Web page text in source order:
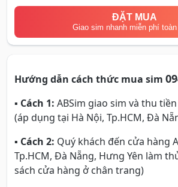
ĐẶT MUA
Giao sim nhanh miễn phí toàn
Hướng dẫn cách thức mua sim
▪ Cách 1: ABSim giao sim và thu
(áp dụng tại Hà Nội, Tp.HCM, Đà
▪ Cách 2: Quý khách đến cửa hàng
Tp.HCM, Đà Nẵng, Hưng Yên làm
sách cửa hàng ở chân trang)